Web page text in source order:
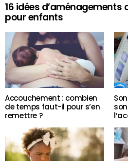
16 idées d’aménagements
pour enfants
Accouchement : combien
de temps faut-il pour s’en
remettre ?